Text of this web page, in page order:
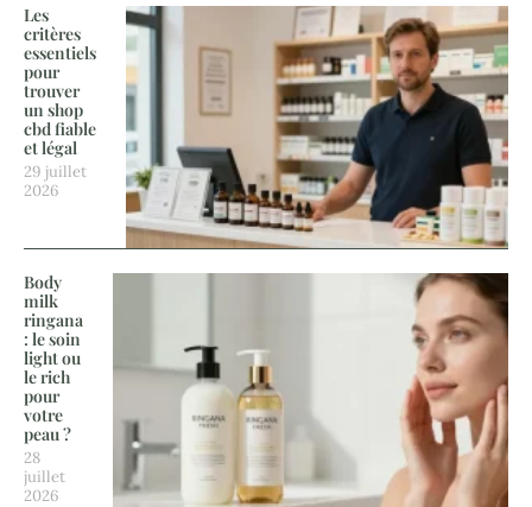
Les
critères
essentiels
pour
trouver
un shop
cbd fiable
et légal
29 juillet
2026
Body
milk
ringana
: le soin
light ou
le rich
pour
votre
peau ?
28
juillet
2026